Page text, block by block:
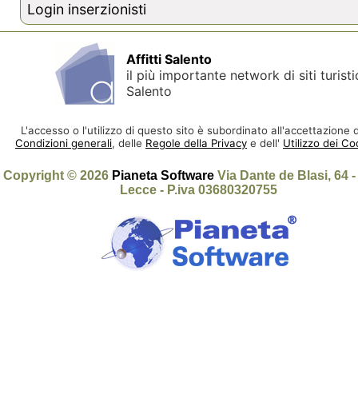
Login inserzionisti
Affitti Salento
il più importante network di siti
Salento
L'accesso o l'utilizzo di questo sito è subordinato all'accettazione
Condizioni generali, delle Regole della Privacy e dell' Utilizzo dei
Copyright © 2026 Pianeta SoftwareVia Dante de Blasi, 64 -
Lecce - P.iva 03680320755